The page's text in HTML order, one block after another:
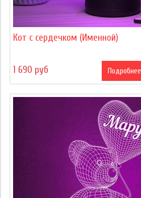
Кот с сердечком (Именной)
1 690 руб Подробнее